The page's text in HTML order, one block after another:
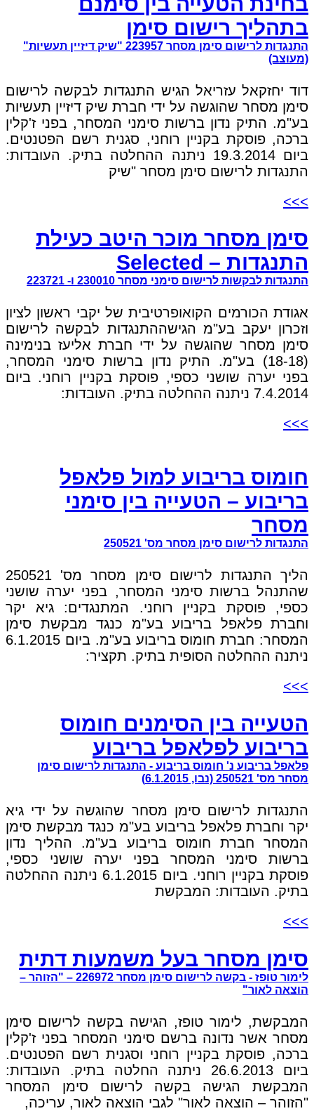
בתהליך רישום סימן
התנגדות לרישום סימן מסחר 223957 "שיק דיזיין תעשיות"
(מעוצב)
דוד יחזקאל עזריאל הגיש התנגדות לבקשה לרישום
סימן מסחר שהוגשה על ידי חברת שיק דיזיין תעשיות
בע"מ. התיק נדון ברשות סימני המסחר, בפני ז'קלין
ברכה, פוסקת בקניין רוחני, סגנית רשם הפטנטים.
ביום 19.3.2014 ניתנה ההחלטה בתיק. העובדות:
התנגדות לרישום סימן מסחר "שיק
>>>
סימן מסחר מוכר היטב כעילת
התנגדות – Selected
התנגדות לבקשות לרישום סימני מסחר 230010 ו- 223721
אגודת הכורמים הקואופרטיבית של יקבי ראשון לציון
וזכרון יעקב בע"מ הגישההתנגדות לבקשה לרישום
סימן מסחר שהוגשה על ידי חברת אליעז בנימינה
(18-18) בע"מ. התיק נדון ברשות סימני המסחר,
בפני יערה שושני כספי, פוסקת בקניין רוחני. ביום
7.4.2014 ניתנה ההחלטה בתיק. העובדות:
>>>
חומוס בריבוע למול פלאפל
בריבוע – הטעייה בין סימני
מסחר
התנגדות לרישום סימן מסחר מס' 250521
הליך התנגדות לרישום סימן מסחר מס' 250521
שהתנהל ברשות סימני המסחר, בפני יערה שושני
כספי, פוסקת בקניין רוחני. המתנגדים: גיא יקר
וחברת פלאפל בריבוע בע"מ כנגד מבקשת סימן
המסחר: חברת חומוס בריבוע בע"מ. ביום 6.1.2015
ניתנה ההחלטה הסופית בתיק. תקציר:
>>>
הטעייה בין הסימנים חומוס
בריבוע לפלאפל בריבוע
פלאפל בריבוע נ' חומוס בריבוע - התנגדות לרישום סימן
מסחר מס' 250521 (נבו, 6.1.2015)
התנגדות לרישום סימן מסחר שהוגשה על ידי גיא
יקר וחברת פלאפל בריבוע בע"מ כנגד מבקשת סימן
המסחר חברת חומוס בריבוע בע"מ. ההליך נדון
ברשות סימני המסחר בפני יערה שושני כספי,
פוסקת בקניין רוחני. ביום 6.1.2015 ניתנה ההחלטה
בתיק. העובדות: המבקשת
>>>
סימן מסחר בעל משמעות דתית
לימור טופז - בקשה לרישום סימן מסחר 226972 – "הזוהר –
הוצאה לאור"
המבקשת, לימור טופז, הגישה בקשה לרישום סימן
מסחר אשר נדונה ברשם סימני המסחר בפני ז'קלין
ברכה, פוסקת בקניין רוחני וסגנית רשם הפטנטים.
ביום 26.6.2013 ניתנה החלטה בתיק. העובדות:
המבקשת הגישה בקשה לרישום סימן המסחר
"הזוהר – הוצאה לאור" לגבי הוצאה לאור, עריכה,